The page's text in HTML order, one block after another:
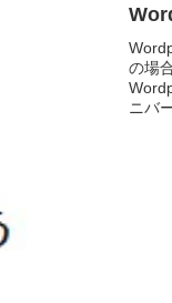
の場
ニバ